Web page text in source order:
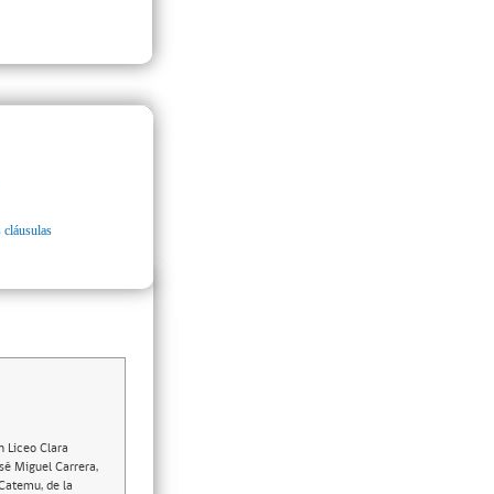
Liceo Clara
Miguel Carrera,
de la